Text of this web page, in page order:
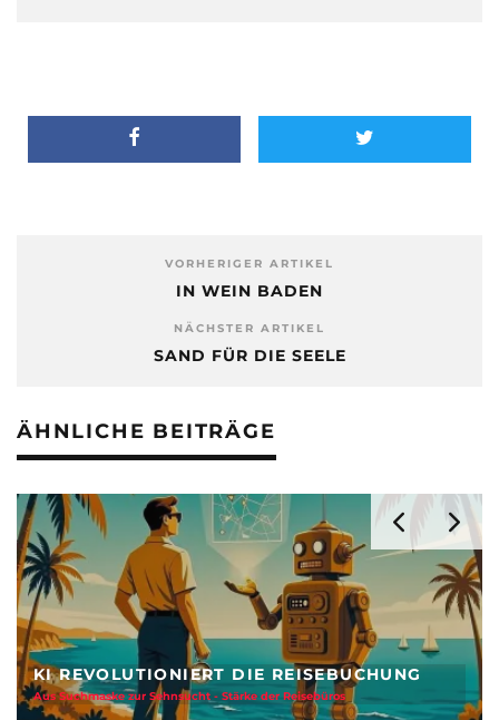
VORHERIGER ARTIKEL
IN WEIN BADEN
NÄCHSTER ARTIKEL
SAND FÜR DIE SEELE
ÄHNLICHE BEITRÄGE
FREIHEIT AUF ZWÖLF QUADRATMETERN
Anja Kocherscheidts „Lasterleben“ ist kein Aussteiger-Kitsch